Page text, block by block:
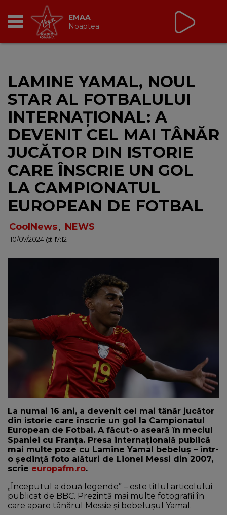
BREAKFAST
TIC TALK
CÂȘTIGĂ
HOT 30
DANCEFLOOR CHART
NEWS
cu Virgin Radio Romania
24/24
LAMINE YAMAL, NOUL
STAR AL FOTBALULUI
INTERNAȚIONAL: A
DEVENIT CEL MAI TÂNĂR
JUCĂTOR DIN ISTORIE
CARE ÎNSCRIE UN GOL
LA CAMPIONATUL
EUROPEAN DE FOTBAL
CoolNews, NEWS
10/07/2024 @ 17:12
La numai 16 ani, a devenit cel mai tânăr jucător
din istorie care înscrie un gol la Campionatul
European de Fotbal. A făcut-o aseară în meciul
Spaniei cu Franța. Presa internațională publică
mai multe poze cu Lamine Yamal bebeluș – într-
o ședință foto alături de Lionel Messi din 2007,
scrie europafm.ro.
„Începutul a două legende” – este titlul articolului
publicat de BBC. Prezintă mai multe fotografii în
care apare tânărul Messie și bebelușul Yamal.